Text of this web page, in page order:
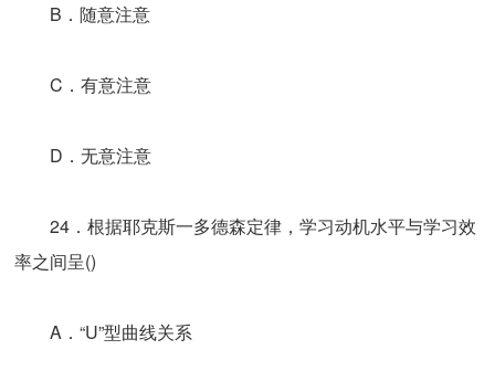
B．随意注意
C．有意注意
D．无意注意
24．根据耶克斯一多德森定律，学习动机水平与学习效
率之间呈()
A．“U”型曲线关系